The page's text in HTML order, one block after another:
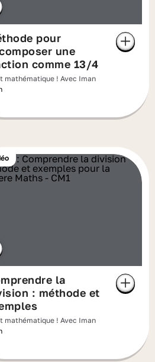
pour
une
comme 13/4
mathématique ! Avec Iman
la
: méthode et
mathématique ! Avec Iman